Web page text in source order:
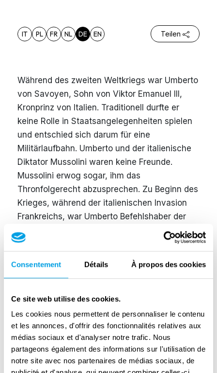
Consentement Détails À propos des cookies
Ce site web utilise des cookies.
Les cookies nous permettent de personnaliser le contenu
et les annonces, d'offrir des fonctionnalités relatives aux
médias sociaux et d'analyser notre trafic. Nous
partageons également des informations sur l'utilisation de
notre site avec nos partenaires de médias sociaux, de
IT PL FR NL DE EN Teilen
Während des zweiten Weltkriegs war Umberto
von Savoyen, Sohn von Viktor Emanuel III,
Kronprinz von Italien. Traditionell durfte er
keine Rolle in Staatsangelegenheiten spielen
und entschied sich darum für eine
Militärlaufbahn. Umberto und der italienische
Diktator Mussolini waren keine Freunde.
Mussolini erwog sogar, ihm das
Thronfolgerecht abzusprechen. Zu Beginn des
Krieges, während der italienischen Invasion
Frankreichs, war Umberto Befehlshaber der
Heeresgruppe West. 1942 wurde er zum
Marschall von Italien befördert, aber dabei
blieb es dann auch. Bei Verkündung der
Waffenruhe am 3. September flohen die
nach Brindisi, um einer Verhaftung durch die
Deutschen zu entgehen. Umberto wollte nach
Rom zurückkehren, um dort den Widerstand
zu organisieren, aber der König ließ ihn nicht
gehen. Während des Italienfeldzugs war
Umberto oft an der Front. Am Vorabend der